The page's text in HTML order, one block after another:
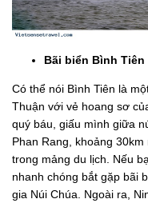
Bãi biển Bình Tiên
Có thể nói Bình Tiên là
Thuận với vẻ hoang sơ
quý báu, giấu mình giữa
Phan Rang, khoảng
trong mảng du lịch. Nếu
nhanh chóng bắt gặp bãi
gia Núi Chúa. Ngoài ra,